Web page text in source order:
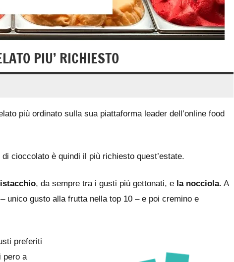
PIU’ RICHIESTO
più ordinato sulla sua piattaforma leader dell’online food
cioccolato è quindi il più richiesto quest’estate.
, da sempre tra i gusti più gettonati, e la nocciola. A
unico gusto alla frutta nella top 10 – e poi cremino e
preferiti
pero a